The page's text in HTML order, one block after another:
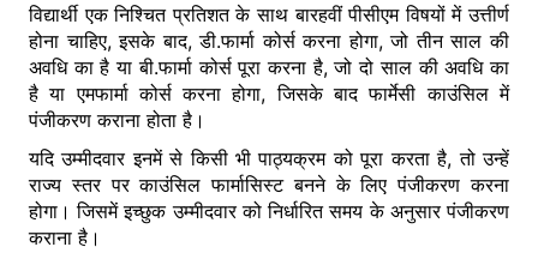
विद्यार्थी एक निश्चित प्रतिशत के साथ बारहवीं पीसीएम विषयों में उत्तीर्ण
होना चाहिए, इसके बाद, डी.फार्मा कोर्स करना होगा, जो तीन साल की
अवधि का है या बी.फार्मा कोर्स पूरा करना है, जो दो साल की अवधि का
है या एमफार्मा कोर्स करना होगा, जिसके बाद फार्मेसी काउंसिल में
पंजीकरण कराना होता है।
यदि उम्मीदवार इनमें से किसी भी पाठ्यक्रम को पूरा करता है, तो उन्हें
राज्य स्तर पर काउंसिल फार्मासिस्ट बनने के लिए पंजीकरण करना
होगा। जिसमें इच्छुक उम्मीदवार को निर्धारित समय के अनुसार पंजीकरण
कराना है।